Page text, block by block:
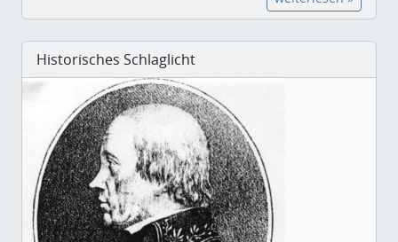
Historisches Schlaglicht